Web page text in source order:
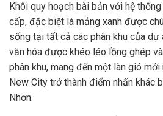
Khôi quy hoạch bài bản với hệ
cấp, đặc biệt là mảng xanh được
sống tại tất cả các phân khu của dự
văn hóa được khéo léo lồng ghép
phân khu, mang đến một làn gió
New City trở thành điểm nhấn khác
Nhơn.